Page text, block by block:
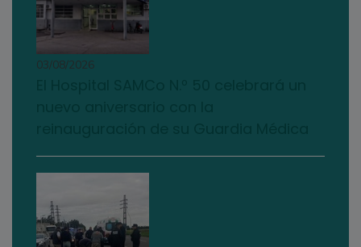
03/08/2026